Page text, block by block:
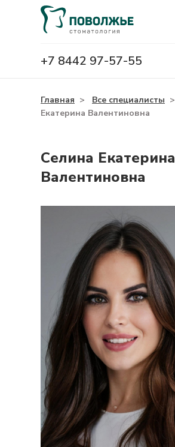
+7 8442 97-57-55
Главная > Все специалисты >
Екатерина Валентиновна
Селина Екатерина
Валентиновна